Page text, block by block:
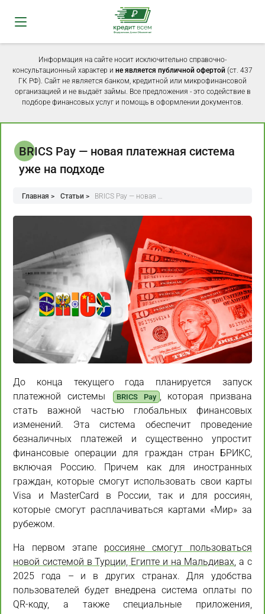
Информация на сайте носит исключительно справочно-
консультационный характер и не является публичной офертой (ст. 437
ГК РФ). Сайт не является банком, кредитной или микрофинансовой
организацией и не выдаёт займы. Все предложения - это содействие в
подборе финансовых услуг и помощь в оформлении документов.
BRICS Pay — новая платежная система
уже на подходе
Главная > Статьи > BRICS Pay — новая …
До конца текущего года планируется запуск
платежной системы
BRICS Pay , которая призвана
стать важной частью глобальных финансовых
изменений. Эта система обеспечит проведение
безналичных платежей и существенно упростит
финансовые операции для граждан стран БРИКС,
включая Россию. Причем как для иностранных
граждан, которые смогут использовать свои карты
Visa и MasterCard в России, так и для россиян,
которые смогут расплачиваться картами «Мир» за
рубежом.
На первом этапе россияне смогут пользоваться
новой системой в Турции, Египте и на Мальдивах, а с
2025 года – и в других странах. Для удобства
пользователей будет внедрена система оплаты по
QR-коду, а также специальные приложения,